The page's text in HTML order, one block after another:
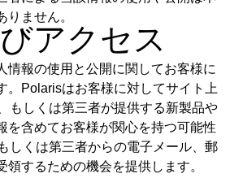
りません。
アクセス
情報の使用と公開に関してお客様に
。Polarisはお客様に対してサイト上
もしくは第三者が提供する新製品や
を含めてお客様が関心を持つ可能性
しくは第三者からの電子メール、郵
領するための機会を提供します。